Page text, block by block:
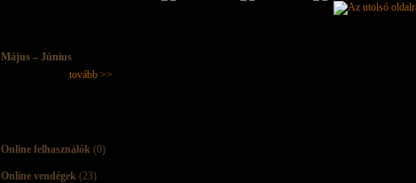
Május – Június
tovább >>
Online felhasználók (0)
Online vendégek(23)